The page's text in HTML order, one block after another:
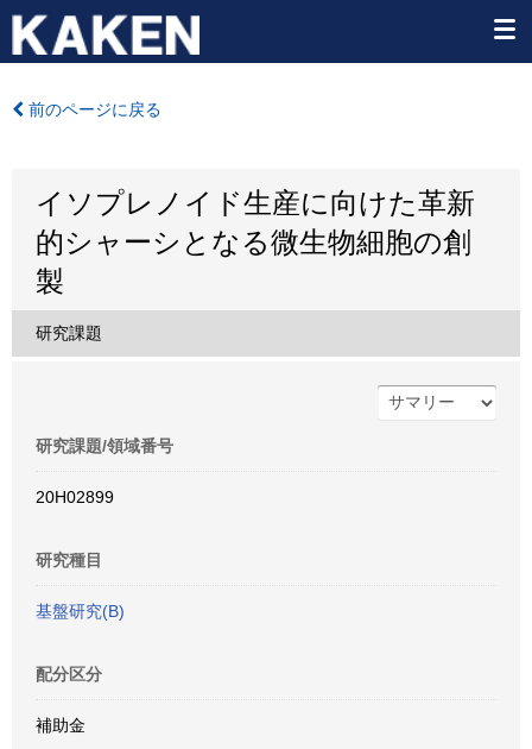
前のページに戻る
イソプレノイド生産に向けた革新
的シャーシとなる微生物細胞の創
製
研究課題
研究課題/領域番号
20H02899
研究種目
基盤研究(B)
配分区分
補助金